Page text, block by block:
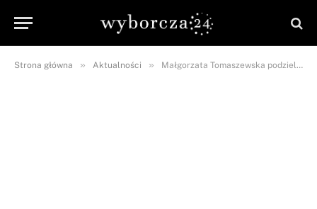
Strona główna » Aktualności » Małgorzata Tomaszewska podzieliła się radosną nowiną! Gratulacje płyną z każdej strony!